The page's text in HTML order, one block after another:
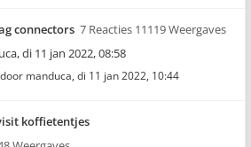
connectors 7 Reacties 11119 Weergaves
,di 11 jan 2022, 08:58
manduca, di 11 jan 2022, 10:44
koffietentjes